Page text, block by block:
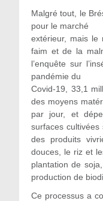
Malgré tout, le
pour le marché
extérieur, mais le
faim et de la
l’enquête sur
pandémie du
Covid-19, 33,1
des moyens
par jour, et
surfaces
des produits
douces, le riz et
plantation de
production de
Ce processus a